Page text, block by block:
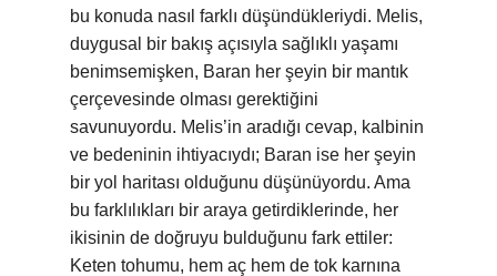
bu konuda nasıl farklı düşündükleriydi. Melis,
duygusal bir bakış açısıyla sağlıklı yaşamı
benimsemişken, Baran her şeyin bir mantık
çerçevesinde olması gerektiğini
savunuyordu. Melis’in aradığı cevap, kalbinin
ve bedeninin ihtiyacıydı; Baran ise her şeyin
bir yol haritası olduğunu düşünüyordu. Ama
bu farklılıkları bir araya getirdiklerinde, her
ikisinin de doğruyu bulduğunu fark ettiler:
Keten tohumu, hem aç hem de tok karnına